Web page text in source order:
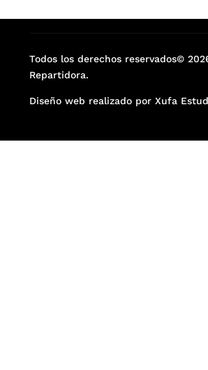
Todos los derechos reservados©
Repartidora.
Diseño web realizado por Xufa